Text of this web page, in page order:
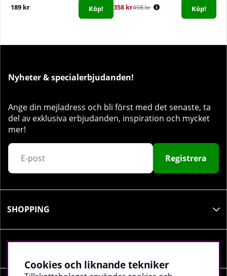
189 kr Köp! 358 kr498 kr Köp!
Nyheter & specialerbjudanden!
Ange din mejladress och bli först med det senaste, ta
del av exklusiva erbjudanden, inspiration och mycket
mer!
Registrera
SHOPPING
Cookies och liknande tekniker